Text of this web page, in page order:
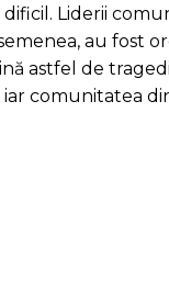
Liderii
au fost
astfel de
comunitatea